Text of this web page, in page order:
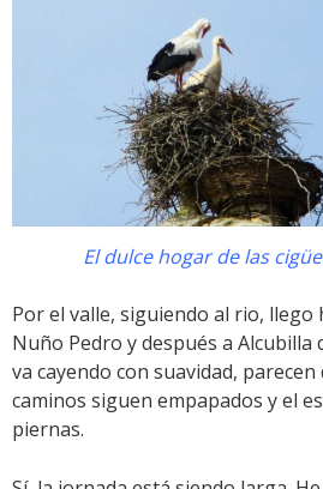
El dulce hogar de las
Por el valle, siguiendo al rio, llego
Nuño Pedro y después a Alcubilla
va cayendo con suavidad,
caminos siguen empapados y el
piernas.